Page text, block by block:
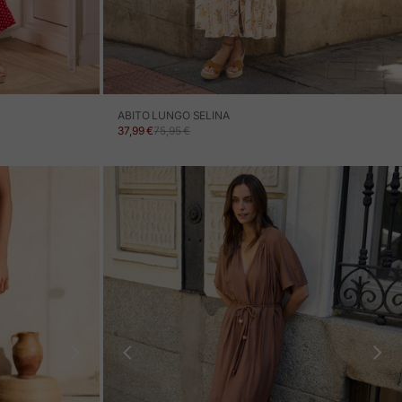
ABITO LUNGO SELINA
PREZZO IN OFFERTA
37,99 €PREZZO NORMALE
75,95 €